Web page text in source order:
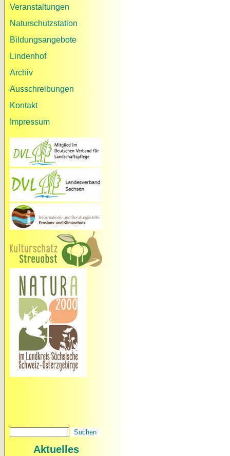
Veranstaltungen
Naturschutzstation
Bildungsangebote
Lindenhof
Archiv
Ausschreibungen
Kontakt
Impressum
Aktuelles